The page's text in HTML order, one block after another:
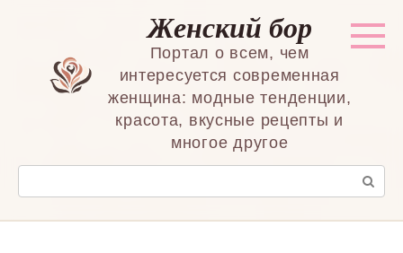
Женский бор
Портал о всем, чем
интересуется современная
женщина: модные тенденции,
красота, вкусные рецепты и
многое другое
Поиск: